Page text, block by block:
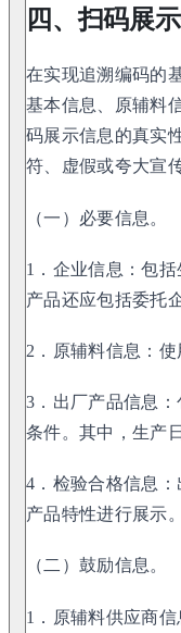
四、扫码展
在实现追溯编码的
基本信息、原辅料
码展示信息的真实
符、虚假或夸大宣
（一）必要信息。
1．企业信息：包
产品还应包括委托
2．原辅料信息：使
3．出厂产品信息
条件。其中，生产
4．检验合格信息
产品特性进行展示。
（二）鼓励信息。
1．原辅料供应商